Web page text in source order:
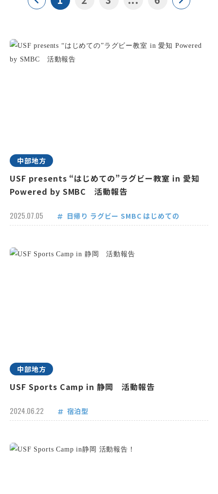
中部地方
USF presents “はじめての”ラグビー教室 in 愛知
Powered by SMBC 活動報告
2025.07.05 日帰り ラグビー SMBC はじめての
中部地方
USF Sports Camp in 静岡 活動報告
2024.06.22 宿泊型